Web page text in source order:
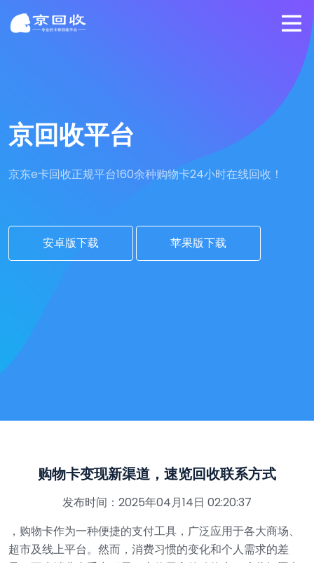
京回收平台
京东e卡回收正规平台160余种购物卡24小时在线回收！
安卓版下载 苹果版下载
购物卡变现新渠道，速览回收联系方式
发布时间：2025年04月14日 02:20:37
，购物卡作为一种便捷的支付工具，广泛应用于各大商场、
超市及线上平台。然而，消费习惯的变化和个人需求的差